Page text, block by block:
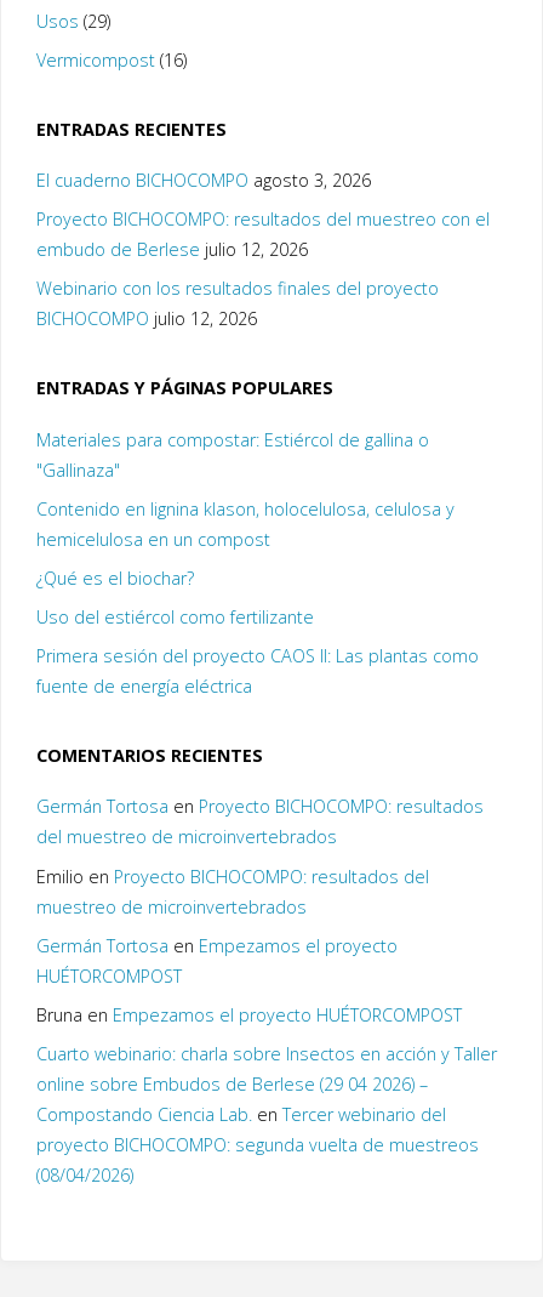
Usos (29)
Vermicompost(16)
ENTRADAS RECIENTES
El cuaderno BICHOCOMPO agosto 3, 2026
Proyecto BICHOCOMPO: resultados del muestreo con el
embudo de Berlese julio 12, 2026
Webinario con los resultados finales del proyecto
BICHOCOMPO julio 12, 2026
ENTRADAS Y PÁGINAS POPULARES
Materiales para compostar: Estiércol de gallina o
"Gallinaza"
Contenido en lignina klason, holocelulosa, celulosa y
hemicelulosa en un compost
¿Qué es el biochar?
Uso del estiércol como fertilizante
Primera sesión del proyecto CAOS II: Las plantas como
fuente de energía eléctrica
COMENTARIOS RECIENTES
Germán Tortosa en Proyecto BICHOCOMPO: resultados
del muestreo de microinvertebrados
Emilio en Proyecto BICHOCOMPO: resultados del
muestreo de microinvertebrados
Germán Tortosa en Empezamos el proyecto
HUÉTORCOMPOST
Bruna en Empezamos el proyecto HUÉTORCOMPOST
Cuarto webinario: charla sobre Insectos en acción y Taller
online sobre Embudos de Berlese (29 04 2026) –
Compostando Ciencia Lab.enTercer webinario del
proyecto BICHOCOMPO: segunda vuelta de muestreos
(08/04/2026)